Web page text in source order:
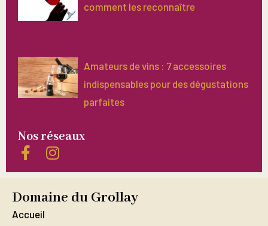
comment les reconnaître
Amateurs de vins : 7 accessoires
indispensables pour des dégustations
parfaites
Nos réseaux
Domaine du Grollay
Accueil